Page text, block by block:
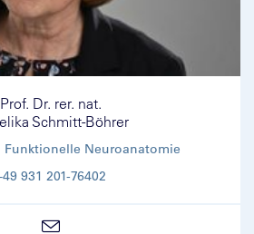
Prof. Dr. rer. nat.
Schmitt-Böhrer
Neuroanatomie
931 201-76402